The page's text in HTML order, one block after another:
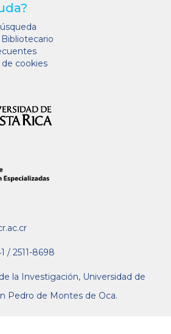
cookies
/ 2511-8698
la Investigación, Universidad de
Pedro de Montes de Oca.